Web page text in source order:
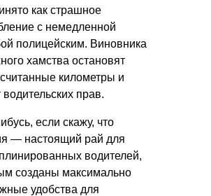
как страшное
с немедленной
полицейским. Виновника
хамства остановят
километры и
прав.
если скажу, что
— настоящий рай для
водителей,
созданы максимально
удобства для